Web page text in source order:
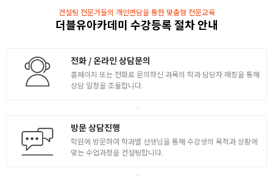
컨설팅 전문가들의 개인면담을 통한 맞춤형 전문교육
더블유아카데미 수강등록 절차 안내
전화 / 온라인 상담문의
홈페이지 또는 전화로 문의하신 과목의 학과 담당자 매칭을 통해
상담 일정을 조율합니다.
방문 상담진행
학원에 방문하여 학과별 선생님을 통해 수강생의 목적과 상황에
맞는 수업과정을 컨설팅합니다.